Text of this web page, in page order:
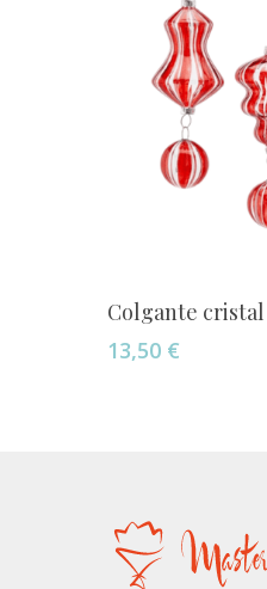
Colgante
13,50 €